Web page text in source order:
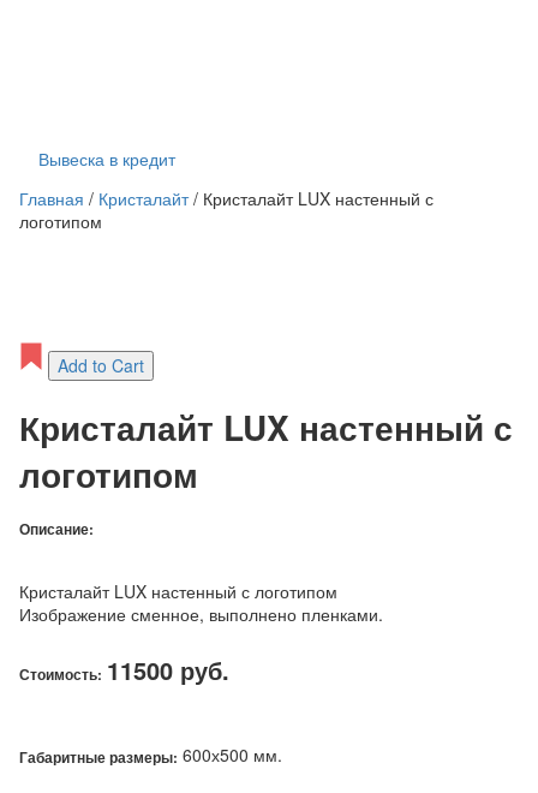
Вывеска в кредит
Главная / Кристалайт/ Кристалайт LUX настенный с
логотипом
Add to Cart
Кристалайт LUX настенный с
логотипом
Описание:
Кристалайт LUX настенный с логотипом
Изображение сменное, выполнено пленками.
Стоимость: 11500 руб.
Габаритные размеры: 600х500 мм.